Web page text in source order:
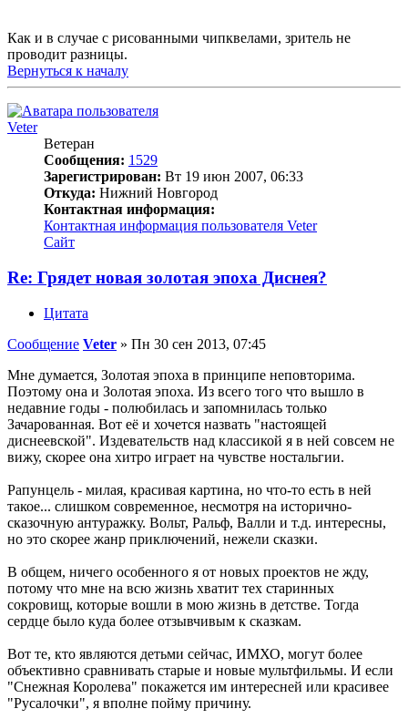
Как и в случае с рисованными чипквелами, зритель не
проводит разницы.
Вернуться к началу
Veter
Ветеран
Сообщения: 1529
Зарегистрирован: Вт 19 июн 2007, 06:33
Откуда: Нижний Новгород
Контактная информация:
Контактная информация пользователя Veter
Сайт
Re: Грядет новая золотая эпоха Диснея?
Цитата
Сообщение Veter » Пн 30 сен 2013, 07:45
Мне думается, Золотая эпоха в принципе неповторима.
Поэтому она и Золотая эпоха. Из всего того что вышло в
недавние годы - полюбилась и запомнилась только
Зачарованная. Вот её и хочется назвать "настоящей
диснеевской". Издевательств над классикой я в ней совсем не
вижу, скорее она хитро играет на чувстве ностальгии.
Рапунцель - милая, красивая картина, но что-то есть в ней
такое... слишком современное, несмотря на исторично-
сказочную антуражку. Вольт, Ральф, Валли и т.д. интересны,
но это скорее жанр приключений, нежели сказки.
В общем, ничего особенного я от новых проектов не жду,
потому что мне на всю жизнь хватит тех старинных
сокровищ, которые вошли в мою жизнь в детстве. Тогда
сердце было куда более отзывчивым к сказкам.
Вот те, кто являются детьми сейчас, ИМХО, могут более
объективно сравнивать старые и новые мультфильмы. И если
"Снежная Королева" покажется им интересней или красивее
"Русалочки", я вполне пойму причину.